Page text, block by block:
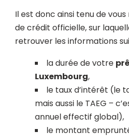
Il est donc ainsi tenu de
de crédit officielle, sur
retrouver les informations
la durée de votre
Luxembourg,
le taux d’intérêt (le
mais aussi le TAEG –
annuel effectif global),
le montant